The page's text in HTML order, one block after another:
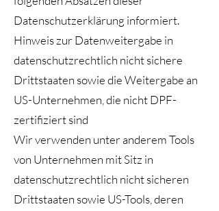
Datenschutzerklärung informiert.
Hinweis zur Datenweitergabe in
datenschutzrechtlich nicht sichere
Drittstaaten sowie die Weitergabe an
US-Unternehmen, die nicht DPF-
zertifiziert sind
Wir verwenden unter anderem Tools
von Unternehmen mit Sitz in
datenschutzrechtlich nicht sicheren
Drittstaaten sowie US-Tools, deren